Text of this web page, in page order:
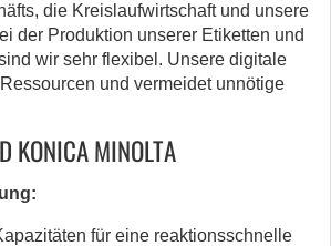
die Kreislaufwirtschaft und unsere
der Produktion unserer Etiketten und
wir sehr flexibel. Unsere digitale
und vermeidet unnötige
KONICA MINOLTA
für eine reaktionsschnelle